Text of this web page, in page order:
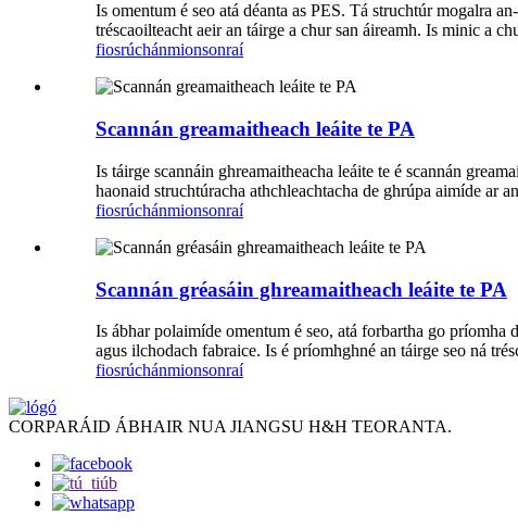
Is omentum é seo atá déanta as PES. Tá struchtúr mogalra
tréscaoilteacht aeir an táirge a chur san áireamh. Is minic a
fiosrúchánmionsonraí
Scannán greamaitheach leáite te PA
Is táirge scannáin ghreamaitheacha leáite te é scannán
haonaid struchtúracha athchleachtacha de ghrúpa aimíde ar
fiosrúchánmionsonraí
Scannán gréasáin ghreamaitheach leáite te PA
Is ábhar polaimíde omentum é seo, atá forbartha go
agus ilchodach fabraice. Is é príomhghné an táirge seo ná
fiosrúchánmionsonraí
CORPARÁID ÁBHAIR NUA JIANGSU H&H TEORANTA.